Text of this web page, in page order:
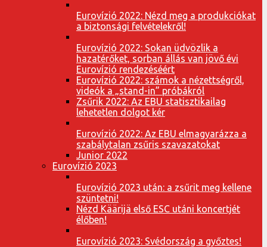
Eurovízió 2022: Nézd meg a produkciókat
a biztonsági felvételekről!
Eurovízió 2022: Sokan üdvözlik a
hazatérőket, sorban állás van jövő évi
Eurovízió rendezéséért
Eurovízió 2022: számok a nézettségről,
videók a „stand-in” próbákról
Zsűrik 2022: Az EBU statisztikailag
lehetetlen dolgot kér
Eurovízió 2022: Az EBU elmagyarázza a
szabálytalan zsűris szavazatokat
Junior 2022
Eurovízió 2023
Eurovízió 2023 után: a zsűrit meg kellene
szüntetni!
Nézd Käärijä első ESC utáni koncertjét
élőben!
Eurovízió 2023: Svédország a győztes!